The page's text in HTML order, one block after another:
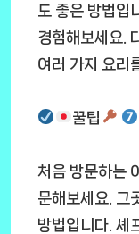
도 좋은 방법입
경험해보세요.
여러 가지 요리
꿀팁
처음 방문하는
문해보세요. 그
방법입니다. 셰